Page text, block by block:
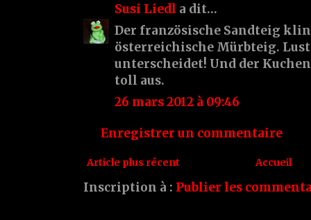
Susi Liedl a dit…
Der französische Sandteig
österreichische Mürbteig.
unterscheidet! Und der
toll aus.
26 mars 2012 à 09:46
Enregistrer un commentaire
Article plus récent Accueil
Inscription à : Publier les